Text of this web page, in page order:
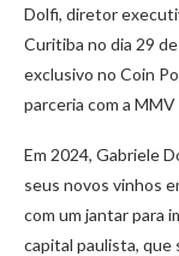
Dolfi, diretor
Curitiba no dia 29
exclusivo no Coin
parceria com a
Em 2024, Gabriele
seus novos vinhos
com um jantar para
capital paulista, que